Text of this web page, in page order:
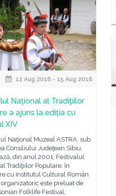
12 Aug 2016 - 15 Aug 2016
Naţional al Tradiţiilor
a ajuns la ediția cu
XIV
Naţional Muzeal ASTRA, sub
Consiliului Judeţean Sibiu,
din anul 2001, Festivalul
Tradiţiilor Populare, în
cu Institutul Cultural Român.
este preluat de
Folklife Festival,